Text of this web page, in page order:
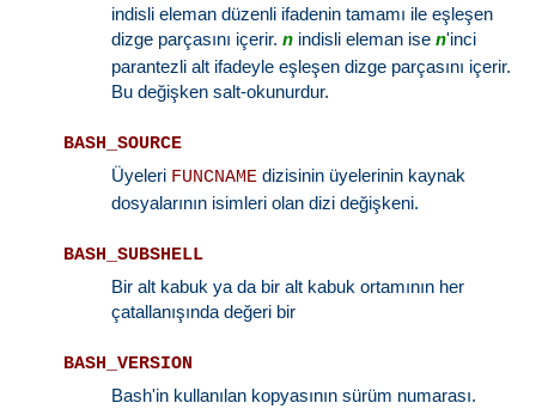
indisli eleman düzenli ifadenin tamamı ile eşleşen
dizge parçasını içerir.n indisli eleman isen'inci
parantezli alt ifadeyle eşleşen dizge parçasını içerir.
Bu değişken salt-okunurdur.
BASH_SOURCE
Üyeleri FUNCNAME dizisinin üyelerinin kaynak
dosyalarının isimleri olan dizi değişkeni.
BASH_SUBSHELL
Bir alt kabuk ya da bir alt kabuk ortamının her
çatallanışında değeri bir
BASH_VERSION
Bash'in kullanılan kopyasının sürüm numarası.